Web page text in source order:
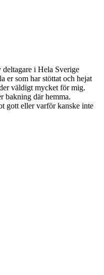
deltagare i Hela Sverige
er som har stöttat och hejat
väldigt mycket för mig.
bakning där hemma.
gott eller varför kanske inte